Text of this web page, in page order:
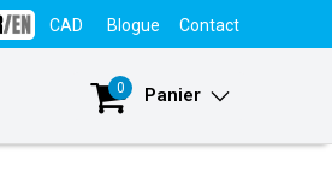
CAD Blogue Contact
0 Panier